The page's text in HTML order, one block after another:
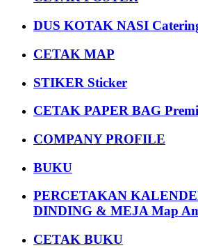
DUS KOTAK NASI
CETAK MAP
STIKER Sticker
CETAK PAPER BAG
COMPANY PROFILE
BUKU
PERCETAKAN
DINDING & MEJA Map
CETAK BUKU